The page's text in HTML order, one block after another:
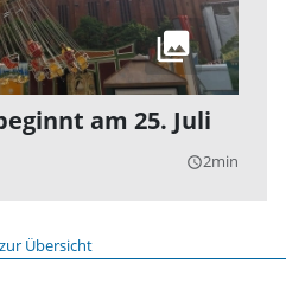
am 25. Juli
query_builder2min
Übersicht